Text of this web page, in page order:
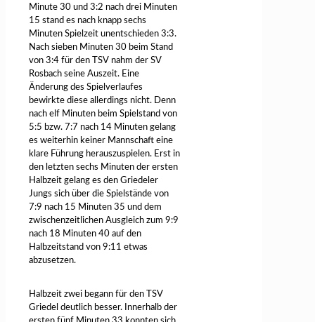
Minute 30 und 3:2 nach drei Minuten
15 stand es nach knapp sechs
Minuten Spielzeit unentschieden 3:3.
Nach sieben Minuten 30 beim Stand
von 3:4 für den TSV nahm der SV
Rosbach seine Auszeit. Eine
Änderung des Spielverlaufes
bewirkte diese allerdings nicht. Denn
nach elf Minuten beim Spielstand von
5:5 bzw. 7:7 nach 14 Minuten gelang
es weiterhin keiner Mannschaft eine
klare Führung herauszuspielen. Erst in
den letzten sechs Minuten der ersten
Halbzeit gelang es den Griedeler
Jungs sich über die Spielstände von
7:9 nach 15 Minuten 35 und dem
zwischenzeitlichen Ausgleich zum 9:9
nach 18 Minuten 40 auf den
Halbzeitstand von 9:11 etwas
abzusetzen.
Halbzeit zwei begann für den TSV
Griedel deutlich besser. Innerhalb der